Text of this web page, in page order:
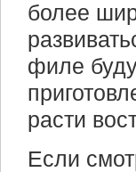
более
филе
расти
Если